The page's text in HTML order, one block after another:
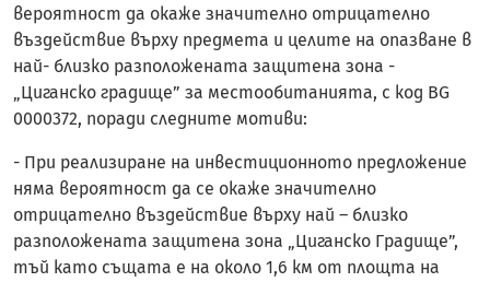
вероятност да окаже значително отрицателно
въздействие върху предмета и целите на опазване в
най- близко разположената защитена зона -
„Циганско градище” за местообитанията, с код BG
0000372, поради следните мотиви:
- При реализиране на инвестиционното предложение
няма вероятност да се окаже значително
отрицателно въздействие върху най – близко
разположената защитена зона „Циганско Градище”,
тъй като същата е на около 1,6 км от площта на